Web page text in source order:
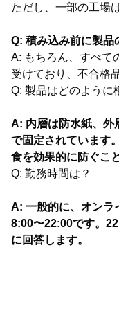
ただし、一部の工場
Q: 積み込み前に製品
A: もちろん、すべて
受けており、不合格
Q: 製品はどのように
A: 内層は防水紙、外
で固定されています
食を効果的に防ぐこ
Q: 勤務時間は？
A: 一般的に、オンラ
8:00〜22:00です。
に回答します。